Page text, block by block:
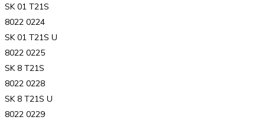
SK 01 T21S
8022 0224
SK 01 T21S U
8022 0225
SK 8 T21S
8022 0228
SK 8 T21S U
8022 0229